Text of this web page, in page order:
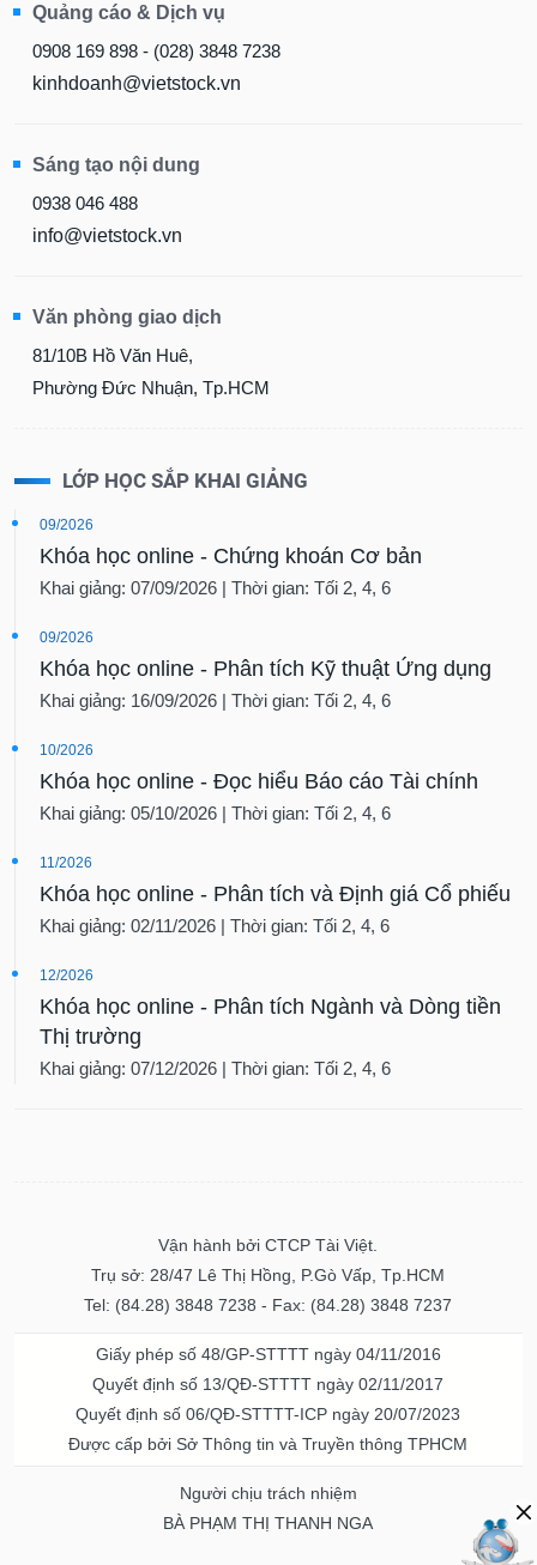
Quảng cáo & Dịch vụ
0908 169 898 - (028) 3848 7238
kinhdoanh@vietstock.vn
Sáng tạo nội dung
0938 046 488
info@vietstock.vn
Văn phòng giao dịch
81/10B Hồ Văn Huê,
Phường Đức Nhuận, Tp.HCM
LỚP HỌC SẮP KHAI GIẢNG
09/2026
Khóa học online - Chứng khoán Cơ bản
Khai giảng: 07/09/2026 | Thời gian: Tối 2, 4, 6
09/2026
Khóa học online - Phân tích Kỹ thuật Ứng dụng
Khai giảng: 16/09/2026 | Thời gian: Tối 2, 4, 6
10/2026
Khóa học online - Đọc hiểu Báo cáo Tài chính
Khai giảng: 05/10/2026 | Thời gian: Tối 2, 4, 6
11/2026
Khóa học online - Phân tích và Định giá Cổ phiếu
Khai giảng: 02/11/2026 | Thời gian: Tối 2, 4, 6
12/2026
Khóa học online - Phân tích Ngành và Dòng tiền
Thị trường
Khai giảng: 07/12/2026 | Thời gian: Tối 2, 4, 6
Vận hành bởi CTCP Tài Việt.
Trụ sở: 28/47 Lê Thị Hồng, P.Gò Vấp, Tp.HCM
Tel: (84.28) 3848 7238 - Fax: (84.28) 3848 7237
Giấy phép số 48/GP-STTTT ngày 04/11/2016
Quyết định số 13/QĐ-STTTT ngày 02/11/2017
Quyết định số 06/QĐ-STTTT-ICP ngày 20/07/2023
Được cấp bởi Sở Thông tin và Truyền thông TPHCM
Người chịu trách nhiệm
BÀ PHẠM THỊ THANH NGA